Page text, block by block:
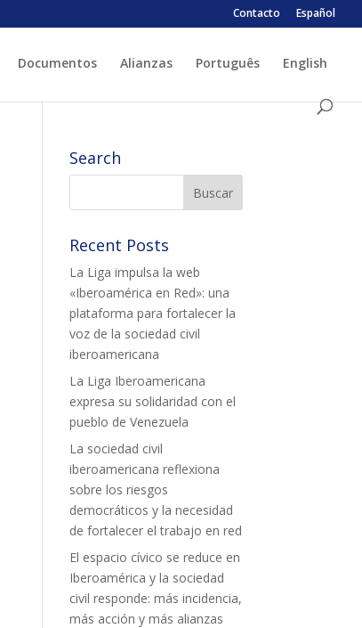
Contacto Español
Documentos Alianzas Português English
Search
Recent Posts
La Liga impulsa la web
«Iberoamérica en Red»: una
plataforma para fortalecer la
voz de la sociedad civil
iberoamericana
La Liga Iberoamericana
expresa su solidaridad con el
pueblo de Venezuela
La sociedad civil
iberoamericana reflexiona
sobre los riesgos
democráticos y la necesidad
de fortalecer el trabajo en red
El espacio cívico se reduce en
Iberoamérica y la sociedad
civil responde: más incidencia,
más acción y más alianzas
FORMACIÓ
SUPORT TERCER SECTOR
Fes voluntariat
Treballa amb nosaltres